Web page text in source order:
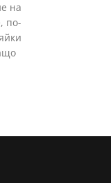
на
по-